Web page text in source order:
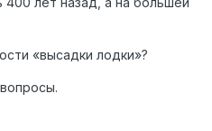
«высадки лодки»?